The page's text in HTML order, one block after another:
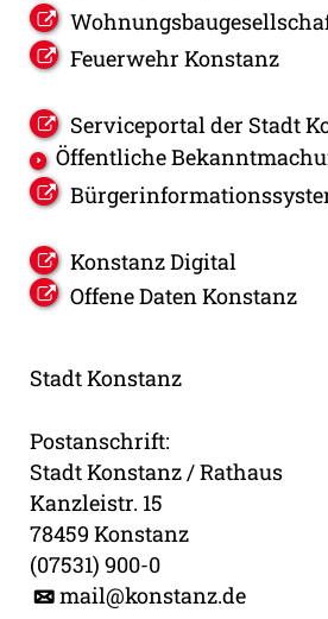
Feuerwehr Konstanz
Serviceportal der Stadt
Öffentliche
Konstanz Digital
Offene Daten Konstanz
Stadt Konstanz
Postanschrift:
Stadt Konstanz / Rathaus
Kanzleistr. 15
78459 Konstanz
(07531) 900-0
mail@konstanz.de